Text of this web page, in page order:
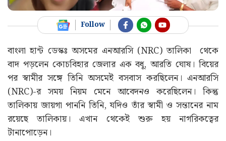
Follow
বাংলা হান্ট ডেস্কঃ অসমের এনআরসি (NRC) তালিকা থেকে
বাদ পড়লেন কোচবিহার জেলার এক বধূ, আরতি ঘোষ। বিয়ের
পর স্বামীর সঙ্গে তিনি অসমেই বসবাস করছিলেন। এনআরসি
(NRC)-র সময় নিয়ম মেনে আবেদনও করেছিলেন। কিন্তু
তালিকায় জায়গা পাননি তিনি, যদিও তাঁর স্বামী ও সন্তানের নাম
রয়েছে তালিকায়। এখান থেকেই শুরু হয় নাগরিকত্বের
টানাপোড়েন।